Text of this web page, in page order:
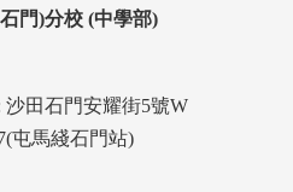
門)分校 (中學部)
田石門安耀街5號W
屯馬綫石門站)